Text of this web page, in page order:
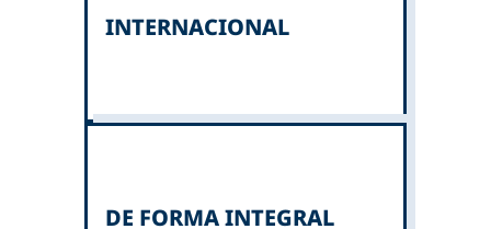
INTERNACIONAL
DE FORMA INTEGRAL